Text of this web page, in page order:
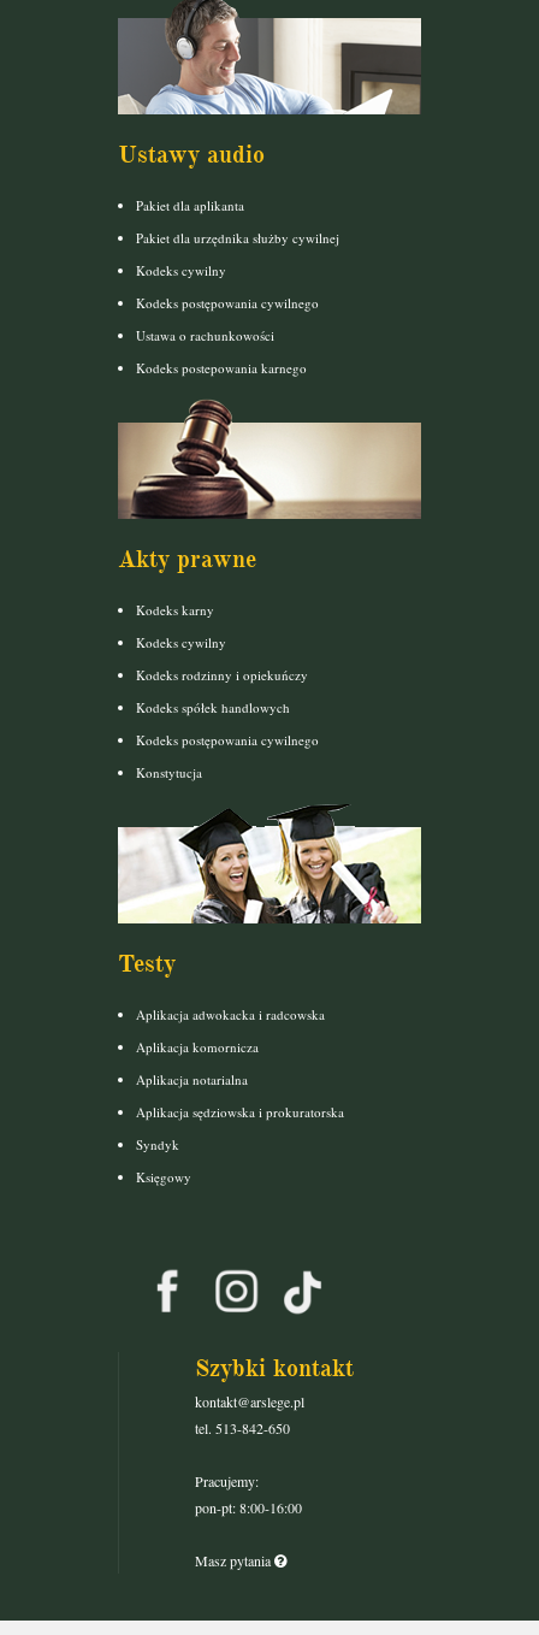
Ustawy audio
Pakiet dla aplikanta
Pakiet dla urzędnika służby cywilnej
Kodeks cywilny
Kodeks postępowania cywilnego
Ustawa o rachunkowości
Kodeks postepowania karnego
Akty prawne
Kodeks karny
Kodeks cywilny
Kodeks rodzinny i opiekuńczy
Kodeks spółek handlowych
Kodeks postępowania cywilnego
Konstytucja
Testy
Aplikacja adwokacka i radcowska
Aplikacja komornicza
Aplikacja notarialna
Aplikacja sędziowska i prokuratorska
Syndyk
Księgowy
Szybki kontakt
kontakt@arslege.pl
tel. 513-842-650
Pracujemy:
pon-pt: 8:00-16:00
Masz pytania